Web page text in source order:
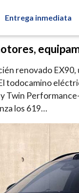
Entrega inmediata
renovado
todocamino
Twin
los 619…